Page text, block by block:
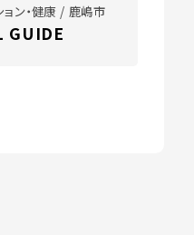
ョン・健康 / 鹿嶋市
GUIDE